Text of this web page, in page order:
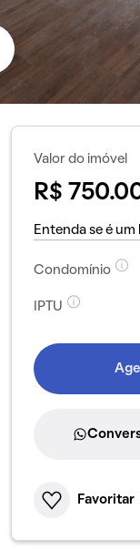
Valor do imóvel
R$
Entenda se é
Condomínio
IPTU
Favoritar